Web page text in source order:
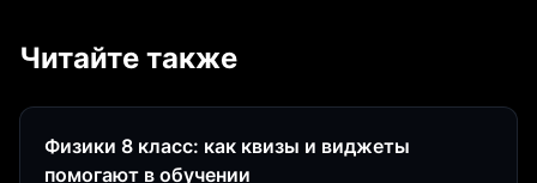
Читайте также
Физики 8 класс: как квизы и виджеты
помогают в обучении